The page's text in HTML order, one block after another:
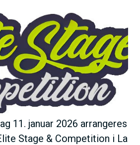
11. januar 2026 arrangeres
Stage & Competition i La